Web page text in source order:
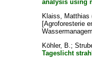
analysis using
Klaiss, Matthias
[Agroforesterie
Köhler, B.;
Tageslicht